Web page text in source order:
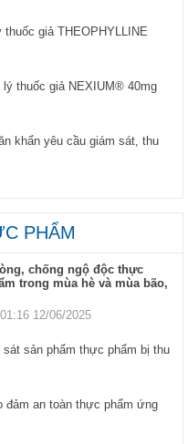
giả THEOPHYLLINE
thuốc giả NEXIUM® 40mg
khẩn yêu cầu giám sát, thu
PHẨM
chống ngộ độc thực
trong mùa hè và mùa bão,
01:16 12/06/2025
sản phẩm thực phẩm bị thu
đảm an toàn thực phẩm ứng